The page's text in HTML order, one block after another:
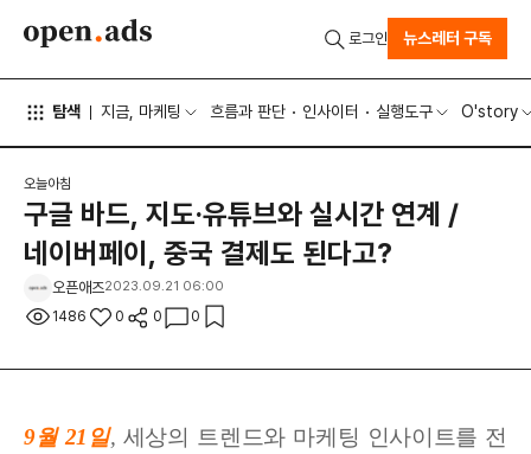
탐색 지금, 마케팅 흐름과 판단 인사이터 실행도구 O'story
로그인 뉴스레터 구독
오늘아침
구글 바드, 지도·유튜브와 실시간 연계 /
네이버페이, 중국 결제도 된다고?
오픈애즈2023.09.21 06:00
1486 0 0 0
9월 21 일, 세상의 트렌드와 마케팅 인사이트를 전